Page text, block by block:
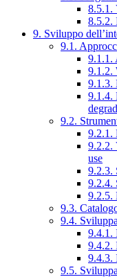
8.5.1.
8.5.2.
9. Sviluppo
9.1.
9.1.1.
9.1.2.
9.1.3.
9.1.4.
9.2.
9.2.1.
9.2.2.
use
9.2.3.
9.2.4.
9.2.5.
9.3.
9.4.
9.4.1.
9.4.2.
9.4.3.
9.5.